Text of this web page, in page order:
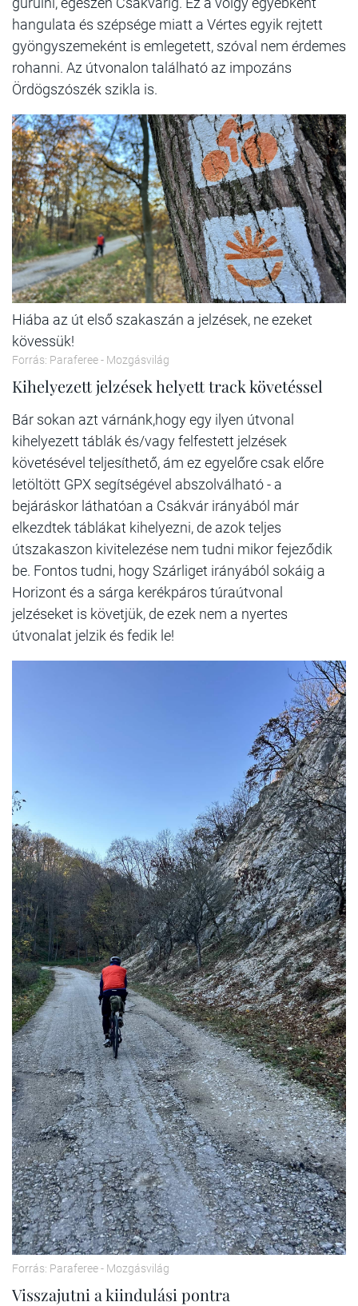
hangulata és szépsége miatt a Vértes egyik rejtett
gyöngyszemeként is emlegetett, szóval nem érdemes
rohanni. Az útvonalon található az impozáns
Ördögszószék szikla is.
Hiába az út első szakaszán a jelzések, ne ezeket
kövessük!
Forrás: Paraferee - Mozgásvilág
Kihelyezett jelzések helyett track követéssel
Bár sokan azt várnánk,hogy egy ilyen útvonal
kihelyezett táblák és/vagy felfestett jelzések
követésével teljesíthető, ám ez egyelőre csak előre
letöltött GPX segítségével abszolválható - a
bejáráskor láthatóan a Csákvár irányából már
elkezdtek táblákat kihelyezni, de azok teljes
útszakaszon kivitelezése nem tudni mikor fejeződik
be. Fontos tudni, hogy Szárliget irányából sokáig a
Horizont és a sárga kerékpáros túraútvonal
jelzéseket is követjük, de ezek nem a nyertes
útvonalat jelzik és fedik le!
Forrás: Paraferee - Mozgásvilág
Visszajutni a kiindulási pontra